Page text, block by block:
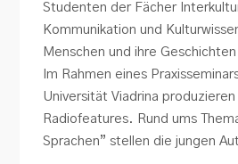
Studenten der Fächer
Kommunikation und
Menschen und ihre
Im Rahmen eines
Universität Viadrina produzieren
Radiofeatures. Rund ums
Sprachen” stellen die jungen